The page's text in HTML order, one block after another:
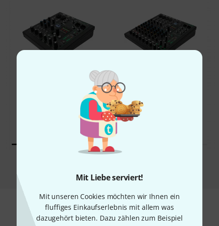
Mit Liebe serviert!
Mit unseren Cookies möchten wir Ihnen ein
fluffiges Einkaufserlebnis mit allem was
dazugehört bieten. Dazu zählen zum Beispiel
GENAU DIESES PRODUKT
KAUFTEN
Mackie ProFX10v3+
Zubehör & passende Artikel